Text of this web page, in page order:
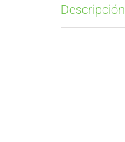
Descripción